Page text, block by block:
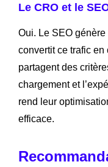
Le CRO et le
Oui. Le SEO
convertit ce trafic
partagent des
chargement et
rend leur
efficace.